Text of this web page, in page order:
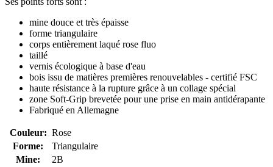
mine douce et très épaisse
forme triangulaire
corps entièrement laqué rose fluo
taillé
vernis écologique à base d'eau
bois issu de matières premières renouvelables - certifié FSC
haute résistance à la rupture grâce à un collage spécial
zone Soft-Grip brevetée pour une prise en main antidérapante
Fabriqué en Allemagne
Couleur: Rose
Forme:
Triangulaire
Mine:
2B